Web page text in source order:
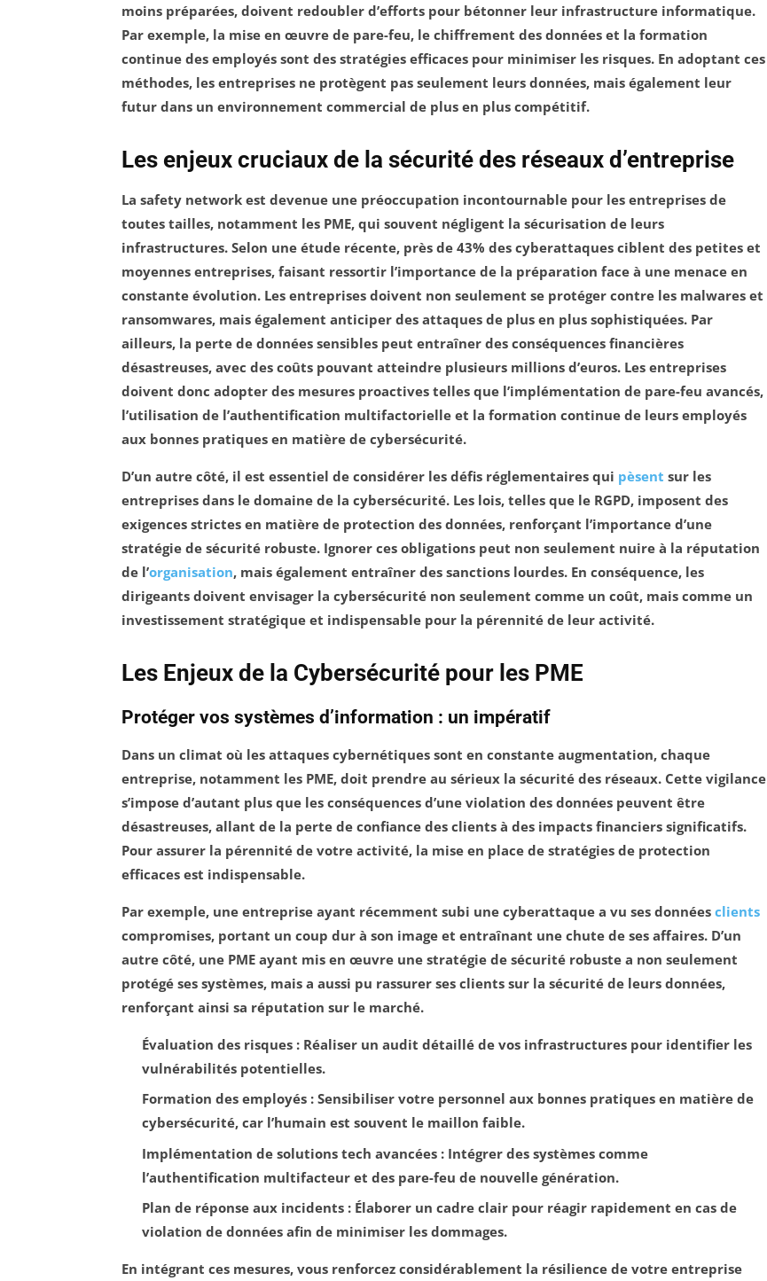
moins préparées, doivent redoubler d’efforts pour bétonner leur infrastructure informatique.
Par exemple, la mise en œuvre de pare-feu, le chiffrement des données et la formation
continue des employés sont des stratégies efficaces pour minimiser les risques. En adoptant ces
méthodes, les entreprises ne protègent pas seulement leurs données, mais également leur
futur dans un environnement commercial de plus en plus compétitif.
Les enjeux cruciaux de la sécurité des réseaux d’entreprise
La safety network est devenue une préoccupation incontournable pour les entreprises de
toutes tailles, notamment les PME, qui souvent négligent la sécurisation de leurs
infrastructures. Selon une étude récente, près de 43% des cyberattaques ciblent des petites et
moyennes entreprises, faisant ressortir l’importance de la préparation face à une menace en
constante évolution. Les entreprises doivent non seulement se protéger contre les malwares et
ransomwares, mais également anticiper des attaques de plus en plus sophistiquées. Par
ailleurs, la perte de données sensibles peut entraîner des conséquences financières
désastreuses, avec des coûts pouvant atteindre plusieurs millions d’euros. Les entreprises
doivent donc adopter des mesures proactives telles que l’implémentation de pare-feu avancés,
l’utilisation de l’authentification multifactorielle et la formation continue de leurs employés
aux bonnes pratiques en matière de cybersécurité.
D’un autre côté, il est essentiel de considérer les défis réglementaires qui pèsent sur les
entreprises dans le domaine de la cybersécurité. Les lois, telles que le RGPD, imposent des
exigences strictes en matière de protection des données, renforçant l’importance d’une
stratégie de sécurité robuste. Ignorer ces obligations peut non seulement nuire à la réputation
de l’organisation, mais également entraîner des sanctions lourdes. En conséquence, les
dirigeants doivent envisager la cybersécurité non seulement comme un coût, mais comme un
investissement stratégique et indispensable pour la pérennité de leur activité.
Les Enjeux de la Cybersécurité pour les PME
Protéger vos systèmes d’information : un impératif
Dans un climat où les attaques cybernétiques sont en constante augmentation, chaque
entreprise, notamment les PME, doit prendre au sérieux la sécurité des réseaux. Cette vigilance
s’impose d’autant plus que les conséquences d’une violation des données peuvent être
désastreuses, allant de la perte de confiance des clients à des impacts financiers significatifs.
Pour assurer la pérennité de votre activité, la mise en place de stratégies de protection
efficaces est indispensable.
Par exemple, une entreprise ayant récemment subi une cyberattaque a vu ses données clients
compromises, portant un coup dur à son image et entraînant une chute de ses affaires. D’un
autre côté, une PME ayant mis en œuvre une stratégie de sécurité robuste a non seulement
protégé ses systèmes, mais a aussi pu rassurer ses clients sur la sécurité de leurs données,
renforçant ainsi sa réputation sur le marché.
Évaluation des risques: Réaliser un audit détaillé de vos infrastructures pour identifier les
vulnérabilités potentielles.
Formation des employés: Sensibiliser votre personnel aux bonnes pratiques en matière de
cybersécurité, car l’humain est souvent le maillon faible.
Implémentation de solutions tech avancées: Intégrer des systèmes comme
l’authentification multifacteur et des pare-feu de nouvelle génération.
Plan de réponse aux incidents: Élaborer un cadre clair pour réagir rapidement en cas de
violation de données afin de minimiser les dommages.
En intégrant ces mesures, vous renforcez considérablement la résilience de votre entreprise